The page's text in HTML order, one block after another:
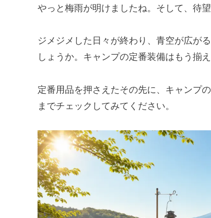
やっと梅雨が明けましたね。そして、待
ジメジメした日々が終わり、青空が広が
しょうか。キャンプの定番装備はもう揃
定番用品を押さえたその先に、キャン
までチェックしてみてください。